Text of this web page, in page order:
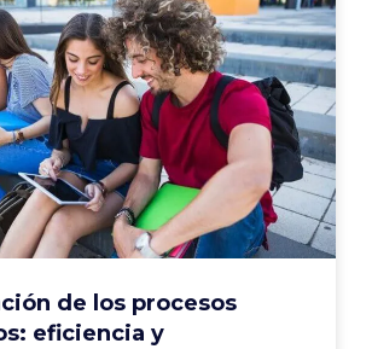
de los procesos
eficiencia y